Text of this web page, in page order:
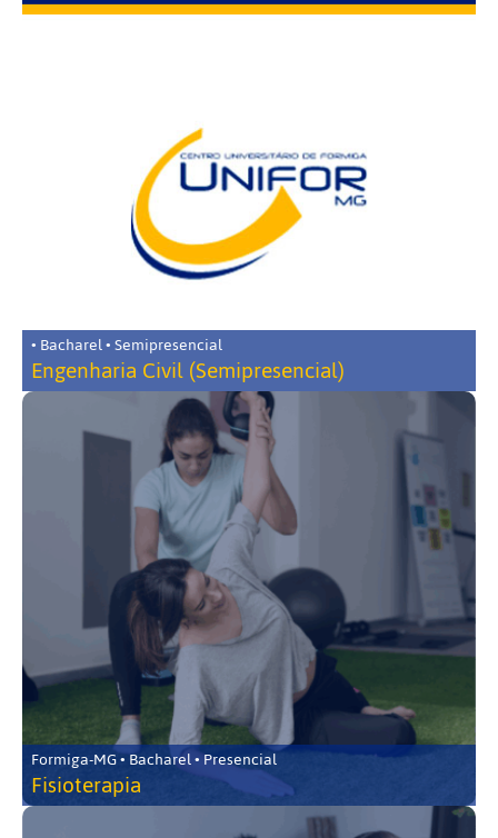
• Bacharel • Semipresencial
Engenharia Civil (Semipresencial)
Formiga-MG • Bacharel • Presencial
Fisioterapia